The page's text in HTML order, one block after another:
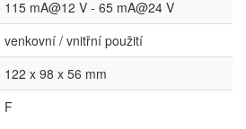
115 mA@12 V - 65 mA@24 V
venkovní / vnitřní použití
122 x 98 x 56 mm
F